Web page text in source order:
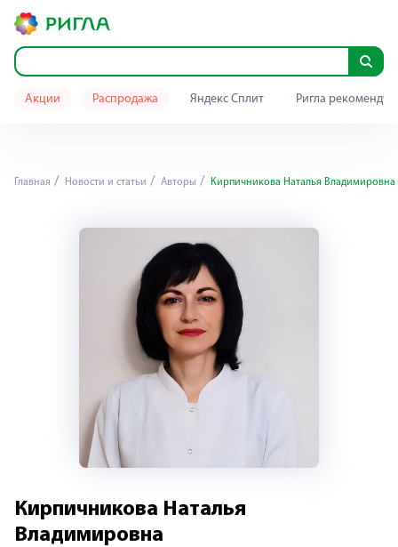
Акции Распродажа Яндекс Сплит Ригла
Главная Новости и статьи Авторы Кирпичникова Наталья Владимировна
Кирпичникова Наталья
Владимировна